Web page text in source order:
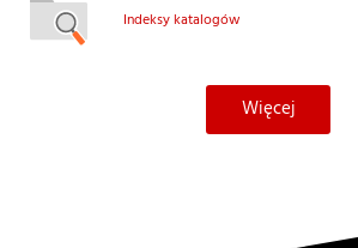
Indeksy katalogów
Więcej